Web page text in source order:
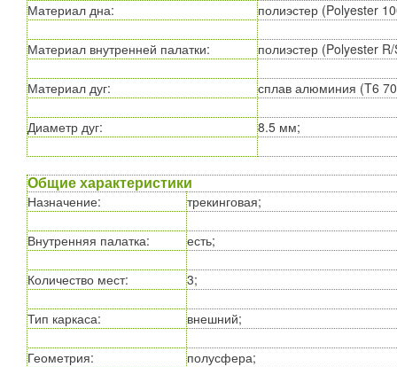
Материал дна: полиэстер (Polyester
Материал внутренней палатки: полиэстер (Polyester
Материал дуг: сплав алюминия (T6
Диаметр дуг: 8.5 мм;
Общие характеристики
Назначение: трекинговая;
Внутренняя палатка: есть;
Количество мест: 3;
Тип каркаса: внешний;
Геометрия: полусфера;